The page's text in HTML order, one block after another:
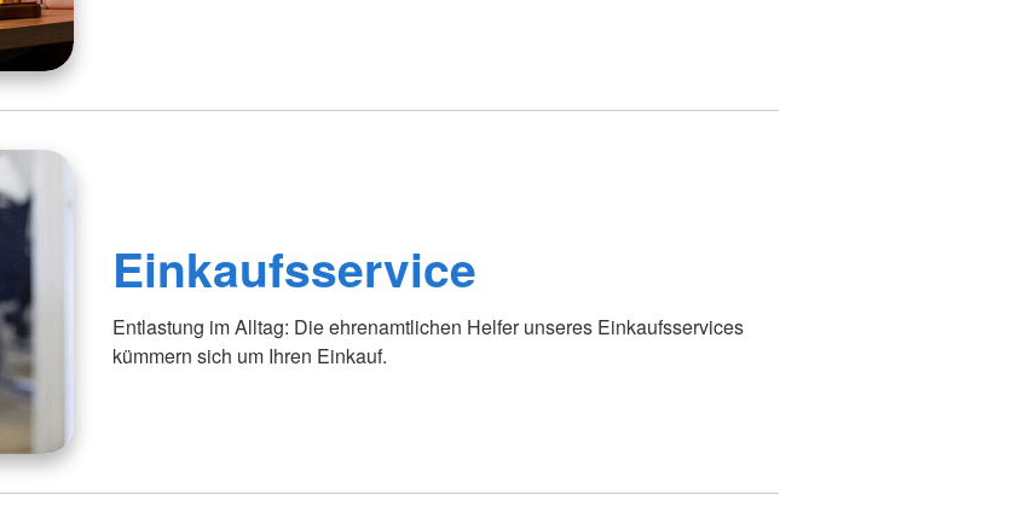
Einkaufsservice
Entlastung im Alltag: Die ehrenamtlichen Helfer unseres Einkaufsservices
kümmern sich um Ihren Einkauf.